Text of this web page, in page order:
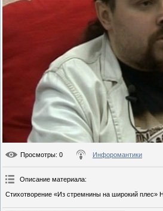
Просмотры: 0 Инфоромантики
Описание материала:
Стихотворение «Из стремнины на широкий плес»